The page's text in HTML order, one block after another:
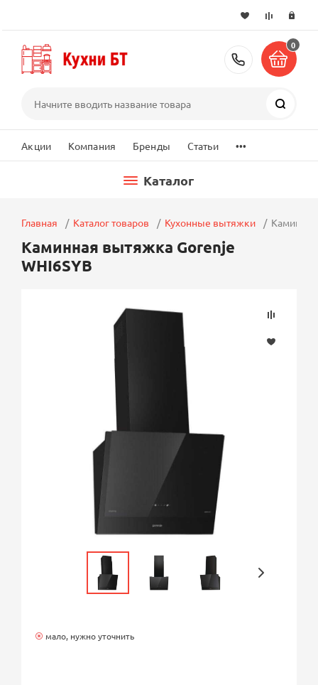
+7 (495)
0
Акции Компания Бренды Статьи ...
Каталог
Главная Каталог товаров Кухонные вытяжки
Каминная вытяжка Gorenje
WHI6SYB
мало, нужно уточнить